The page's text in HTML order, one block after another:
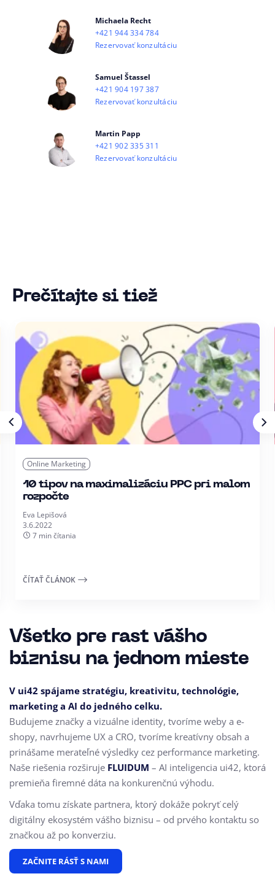
Michaela Recht
+421 944 334 784
Rezervovať konzultáciu
Samuel Štassel
+421 904 197 387
Rezervovať konzultáciu
Martin Papp
+421 902 335 311
Rezervovať konzultáciu
Prečítajte si tiež
Online Marketing
10 tipov na maximalizáciu PPC pri malom
rozpočte
Eva Lepišová
3.6.2022
7 min čítania
ČÍTAŤ ČLÁNOK
Všetko pre rast vášho
biznisu na jednom mieste
V ui42 spájame stratégiu, kreativitu, technológie,
marketing a AI do jedného celku.
Budujeme značky a vizuálne identity, tvoríme weby a e-
shopy, navrhujeme UX a CRO, tvoríme kreatívny obsah a
prinášame merateľné výsledky cez performance marketing.
Naše riešenia rozširuje FLUIDUM – AI inteligencia ui42, ktorá
premieňa firemné dáta na konkurenčnú výhodu.
Vďaka tomu získate partnera, ktorý dokáže pokryť celý
digitálny ekosystém vášho biznisu – od prvého kontaktu so
značkou až po konverziu.
ZAČNITE RÁSŤ S NAMI